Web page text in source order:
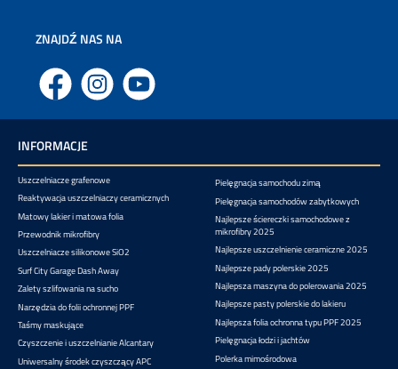
ZNAJDŹ NAS NA
Facebook Instagram YouTube
INFORMACJE
Uszczelniacze grafenowe
Reaktywacja uszczelniaczy ceramicznych
Matowy lakier i matowa folia
Przewodnik mikrofibry
Uszczelniacze silikonowe SiO2
Surf City Garage Dash Away
Zalety szlifowania na sucho
Narzędzia do folii ochronnej PPF
Taśmy maskujące
Czyszczenie i uszczelnianie Alcantary
Uniwersalny środek czyszczący APC
Pielęgnacja samochodu zimą
Pielęgnacja samochodów zabytkowych
Najlepsze ściereczki samochodowe z
mikrofibry 2025
Najlepsze uszczelnienie ceramiczne 2025
Najlepsze pady polerskie 2025
Najlepsza maszyna do polerowania 2025
Najlepsze pasty polerskie do lakieru
Najlepsza folia ochronna typu PPF 2025
Pielęgnacja łodzi i jachtów
Polerka mimośrodowa